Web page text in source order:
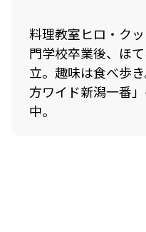
料理教室ヒロ・ク
門学校卒業後、ほ
立。趣味は食べ歩
方ワイド新潟一番
中。